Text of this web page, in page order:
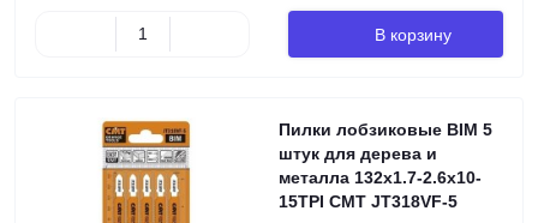
В корзину
Пилки лобзиковые BIM 5
штук для дерева и
металла 132x1.7-2.6x10-
15TPI CMT JT318VF-5